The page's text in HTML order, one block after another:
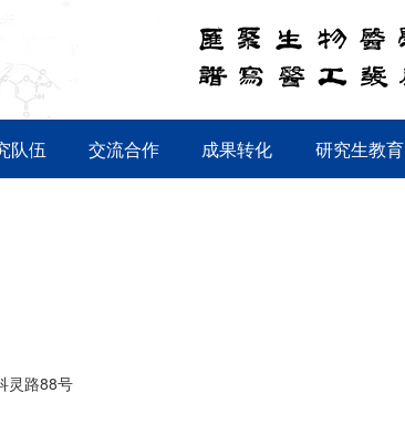
队伍 交流合作 成果转化 研究生教育
灵路88号